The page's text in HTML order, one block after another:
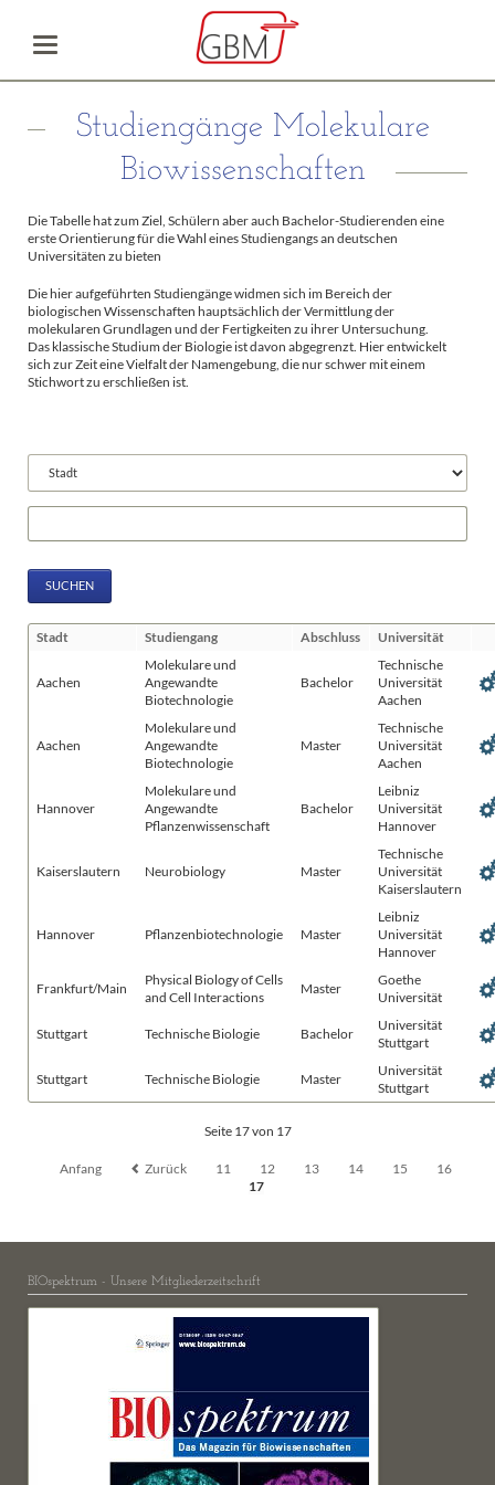
Studiengänge Molekulare
Biowissenschaften
Die Tabelle hat zum Ziel, Schülern aber auch Bachelor-Studierenden eine
erste Orientierung für die Wahl eines Studiengangs an deutschen
Universitäten zu bieten
Die hier aufgeführten Studiengänge widmen sich im Bereich der
biologischen Wissenschaften hauptsächlich der Vermittlung der
molekularen Grundlagen und der Fertigkeiten zu ihrer Untersuchung.
Das klassische Studium der Biologie ist davon abgegrenzt. Hier entwickelt
sich zur Zeit eine Vielfalt der Namengebung, die nur schwer mit einem
Stichwort zu erschließen ist.
Felder
SUCHEN
Stadt Studiengang Abschluss Universität
Aachen
Molekulare und
Angewandte
Biotechnologie
Bachelor
Technische
Universität
Aachen
Aachen
Molekulare und
Angewandte
Biotechnologie
Master
Technische
Universität
Aachen
Hannover
Molekulare und
Angewandte
Pflanzenwissenschaft
Bachelor
Leibniz
Universität
Hannover
Kaiserslautern Neurobiology Master
Technische
Universität
Kaiserslautern
Hannover Pflanzenbiotechnologie Master
Leibniz
Universität
Hannover
Frankfurt/Main
Physical Biology of Cells
and Cell Interactions
Master
Goethe
Universität
Stuttgart Technische Biologie Bachelor
Universität
Stuttgart
Stuttgart Technische Biologie Master
Universität
Stuttgart
Seite 17 von 17
Anfang Zurück 11 12 13 14 15
16
17
BIOspektrum - Unsere Mitgliederzeitschrift